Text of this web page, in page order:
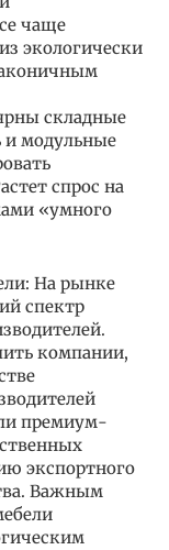
чаще
экологически
складные
и модульные
спрос на
«умного
На рынке
спектр
компании,
премиум-
экспортного
Важным